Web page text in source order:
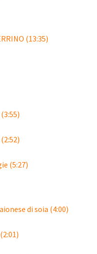
(13:35)
(5:27)
di soia (4:00)